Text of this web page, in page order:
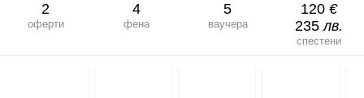
2
оферти
4
фена
5
ваучера
120 €
235лв.
спестени